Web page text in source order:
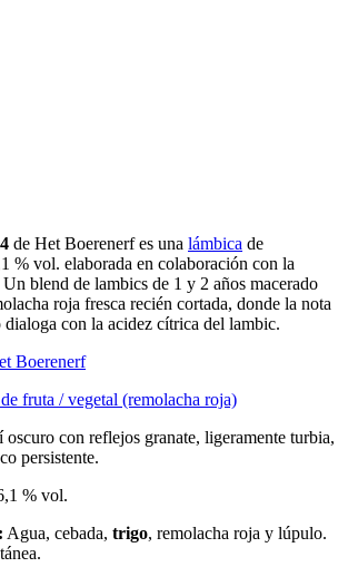
de Het Boerenerf es una lámbica de
% vol. elaborada en colaboración con la
blend de lambics de 1 y 2 años macerado
roja fresca recién cortada, donde la nota
dialoga con la acidez cítrica del lambic.
Boerenerf
fruta / vegetal (remolacha roja)
oscuro con reflejos granate, ligeramente turbia,
persistente.
% vol.
Agua, cebada, trigo, remolacha roja y lúpulo.